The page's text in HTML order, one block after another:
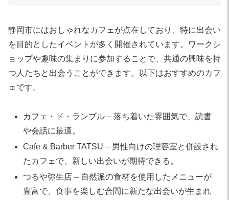
静岡市にはおしゃれなカフェが点在しており、特に出会い
を目的としたイベントが多く開催されています。ワークシ
ョップや趣味の集まりに参加することで、共通の興味を持
つ人たちと出会うことができます。以下はおすすめのカフ
ェです。
カフェ・ド・ランブル – 落ち着いた雰囲気で、読書
や会話に最適。
Cafe & Barber TATSU – 男性向けの理容室と併設され
たカフェで、新しい出会いが期待できる。
つるや弥生店 – 自然派の食材を使用したメニューが
豊富で、食事を楽しむ合間に新たな出会いが生まれ